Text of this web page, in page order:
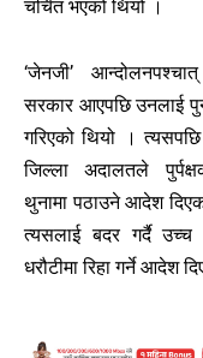
चर्चित भएको थियो ।
‘जेनजी’
सरकार आएपछि उनलाई
गरिएको थियो ।
जिल्ला अदालतले
थुनामा पठाउने आदेश
त्यसलाई बदर गर्दै
धरौटीमा रिहा गर्ने आदेश